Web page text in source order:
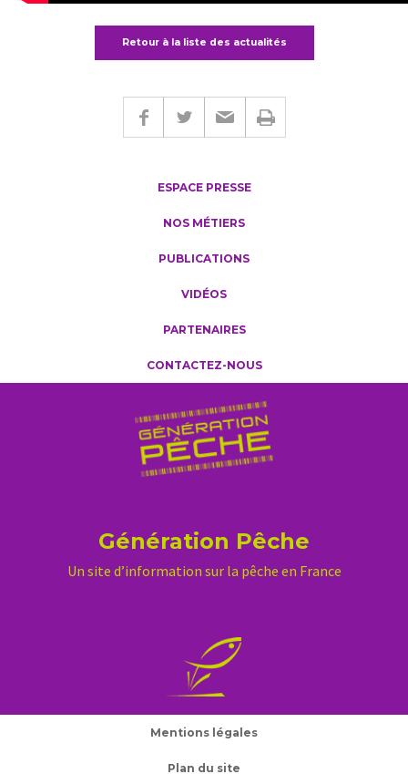
Retour à la liste des actualités
ESPACE PRESSE
NOS MÉTIERS
PUBLICATIONS
VIDÉOS
PARTENAIRES
CONTACTEZ-NOUS
Génération Pêche
Un site d’information sur la pêche en France
Mentions légales
Plan du site